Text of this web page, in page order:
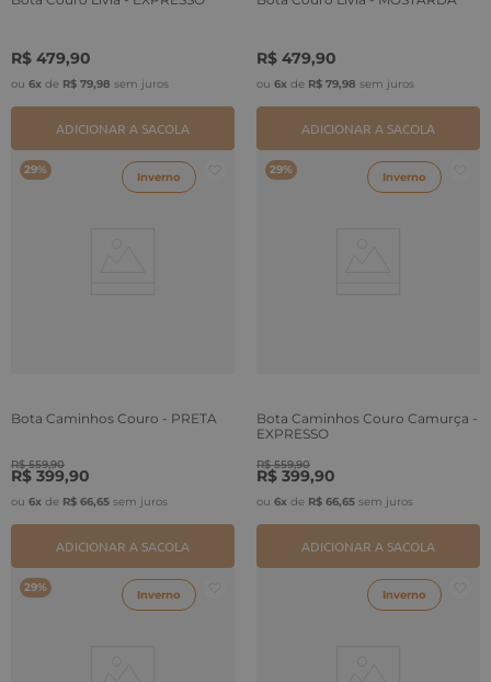
R$ 479,90
ou 6x de R$ 79,98 sem juros
ADICIONAR A SACOLA
R$ 479,90
ou 6x de R$ 79,98 sem juros
ADICIONAR A SACOLA
Inverno
29%
Bota Caminhos Couro - PRETA
R$ 559,90
R$ 399,90
ou 6x de R$ 66,65 sem juros
ADICIONAR A SACOLA
Inverno
29%
Bota Caminhos Couro Camurça -
EXPRESSO
R$ 559,90
R$ 399,90
ou 6x de R$ 66,65 sem juros
ADICIONAR A SACOLA
Inverno
29% Inverno